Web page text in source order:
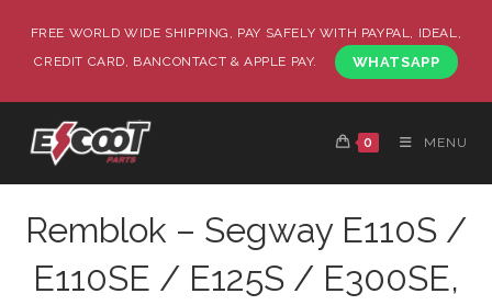
FREE WORLD WIDE SHIPPING, PAY SAFELY WITH PAYPAL, IDEAL,
CREDIT CARD, BANCONTACT & APPLE PAY.
WHATSAPP
0 MENU
Remblok – Segway E110S /
E110SE / E125S / E300SE,